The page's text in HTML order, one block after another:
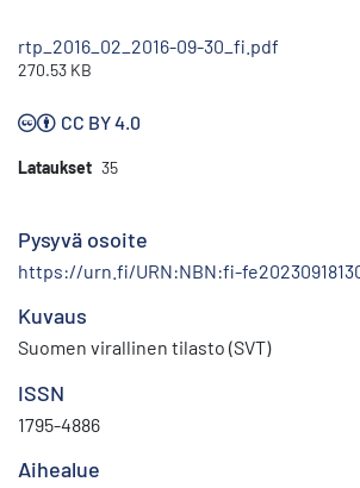
rtp_2016_02_2016-09-30_fi.pdf
270.53 KB
CC BY 4.0
Lataukset 35
Pysyvä osoite
https://urn.fi/URN:NBN:fi-
Kuvaus
Suomen virallinen tilasto (SVT)
ISSN
1795-4886
Aihealue